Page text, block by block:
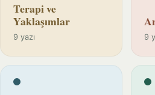
Terapi ve
Yaklaşımlar
9 yazı 9